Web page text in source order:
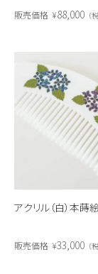
販売価格 ¥88,000
アクリル（白）本
販売価格 ¥33,000